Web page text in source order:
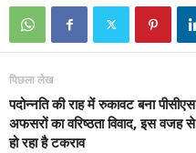
पिछला लेख
पदोन्नति की राह में रुकावट बना पीसीएस
अफसरों का वरिष्ठता विवाद, इस वजह से
हो रहा है टकराव